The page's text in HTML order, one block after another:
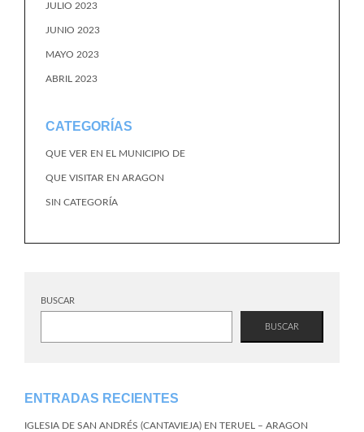
JULIO 2023
JUNIO 2023
MAYO 2023
ABRIL 2023
CATEGORÍAS
QUE VER EN EL MUNICIPIO DE
QUE VISITAR EN ARAGON
SIN CATEGORÍA
BUSCAR
BUSCAR
ENTRADAS RECIENTES
IGLESIA DE SAN ANDRÉS (CANTAVIEJA) EN TERUEL – ARAGON